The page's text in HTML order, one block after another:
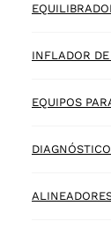
EQUIPOS
DIAGNÓSTICO